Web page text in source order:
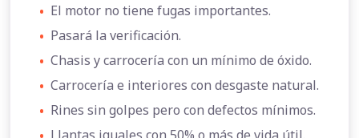
• El motor no tiene fugas importantes.
• Pasará la verificación.
• Chasis y carrocería con un mínimo de óxido.
• Carrocería e interiores con desgaste natural.
• Rines sin golpes pero con defectos mínimos.